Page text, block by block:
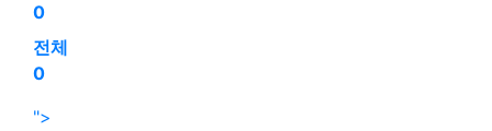
0
전체
0
">